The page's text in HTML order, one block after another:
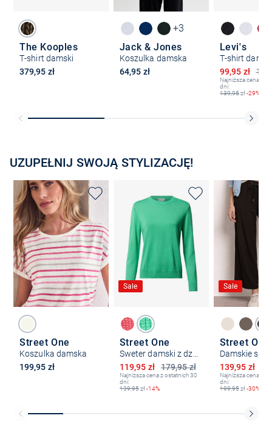
The Kooples
T-shirt damski
379,95 zł
+3
Jack & Jones
Koszulka damska
64,95 zł
Levi's
T-shirt
Obniżona
99,95 zł
Najniższa cena z
dni:
139,95zł-29%
UZUPEŁNIJ SWOJĄ STYLIZACJĘ!
Street One
Koszulka damska
199,95 zł
Sale
Street One
179,95 zł
Obniżona cena
119,95 zł
Najniższa cena z ostatnich 30
dni:
139,95zł-14%
Sale
Street One
Obniżona
139,95 zł
Najniższa cena z
dni:
199,95zł-30%